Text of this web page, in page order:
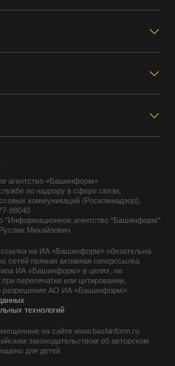
агентство «Башинформ»
по надзору в сфере связи,
коммуникаций (Роскомнадзор),
88040
"Информационное агентство "Башинформ"
Михайлович
на ИА «Башинформ» обязательна.
сетей прямая активная гиперссылка
ИА «Башинформ» в целях, не
перепечатке или цитировании,
разрешения АО ИА «Башинформ».
технологий
на сайте www.bashinform.ru
законодательством об авторском
для детей.